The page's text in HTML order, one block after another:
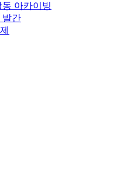
아카이빙
발간